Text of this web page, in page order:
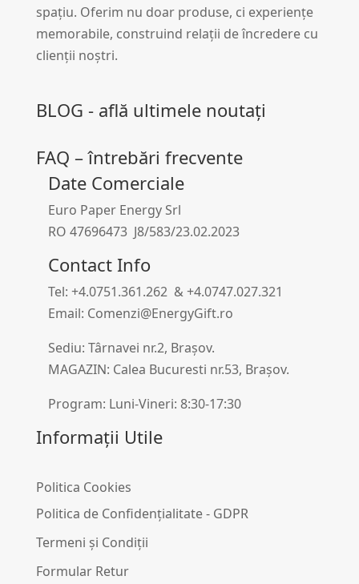
spațiu. Oferim nu doar produse, ci experiențe
memorabile, construind relații de încredere cu
clienții noștri.
BLOG - află ultimele noutați
FAQ – întrebări frecvente
Date Comerciale
Euro Paper Energy Srl
RO 47696473 J8/583/23.02.2023
Contact Info
Tel: +4.0751.361.262 & +4.0747.027.321
Email: Comenzi@EnergyGift.ro
Sediu: Târnavei nr.2, Brașov.
MAGAZIN: Calea Bucuresti nr.53, Brașov.
Program: Luni-Vineri: 8:30-17:30
Informații Utile
Politica Cookies
Politica de Confidențialitate - GDPR
Termeni și Condiții
Formular Retur